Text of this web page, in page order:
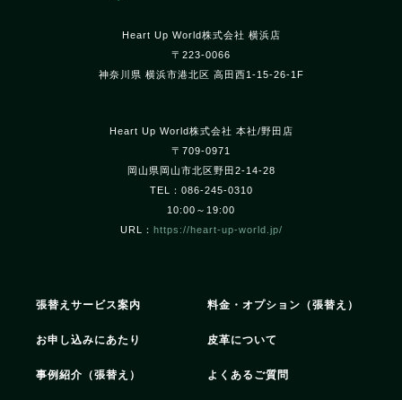
Heart Up World株式会社 横浜店
〒223-0066
神奈川県 横浜市港北区 高田西1-15-26-1F
Heart Up World株式会社 本社/野田店
〒709-0971
岡山県岡山市北区野田2-14-28
TEL：086-245-0310
10:00～19:00
URL： https://heart-up-world.jp/
張替えサービス案内 料金・オプション（張替え）
お申し込みにあたり 皮革について
事例紹介（張替え） よくあるご質問